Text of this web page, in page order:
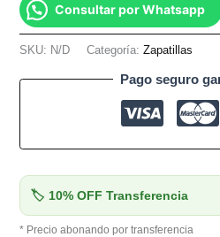
Consultar por Whatsapp
SKU: N/D Categoría:Zapatillas
Pago seguro
🏷 10% OFF Transferencia
* Precio abonando por transferencia